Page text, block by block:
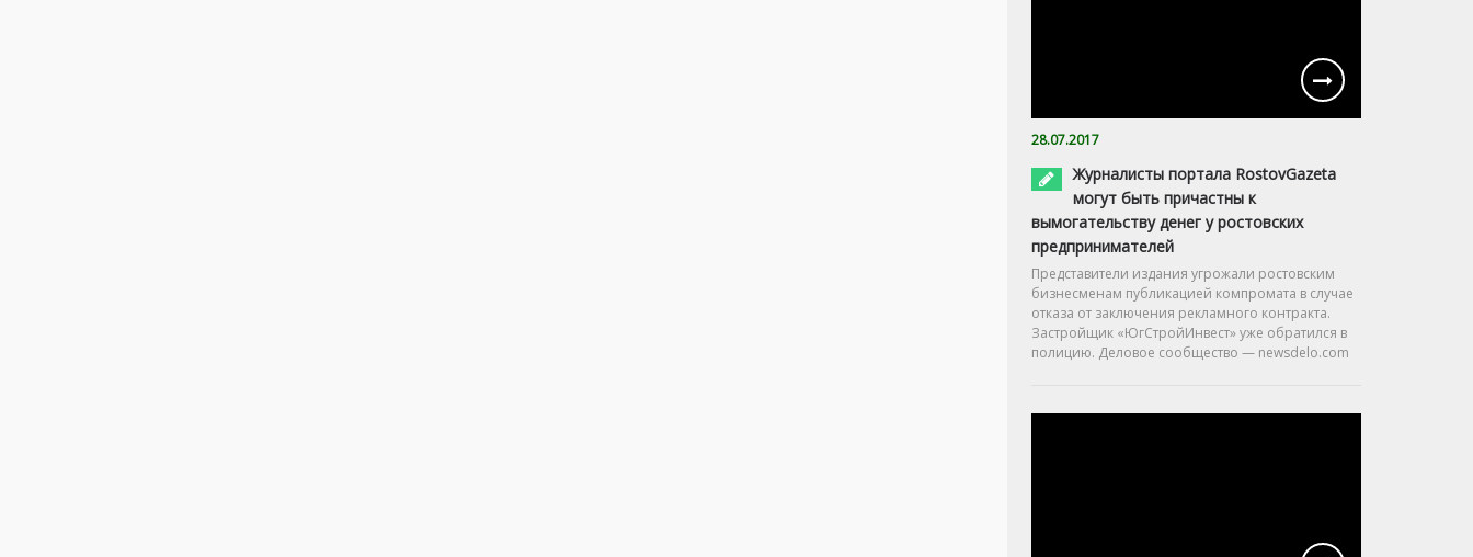
28.07.2017
Журналисты портала RostovGazeta
могут быть причастны к
вымогательству денег у ростовских
предпринимателей
Представители издания угрожали ростовским
бизнесменам публикацией компромата в случае
отказа от заключения рекламного контракта.
Застройщик «ЮгСтройИнвест» уже обратился в
полицию. Деловое сообщество — newsdelo.com